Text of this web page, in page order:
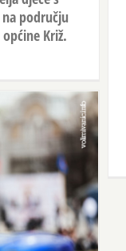
području
Križ.